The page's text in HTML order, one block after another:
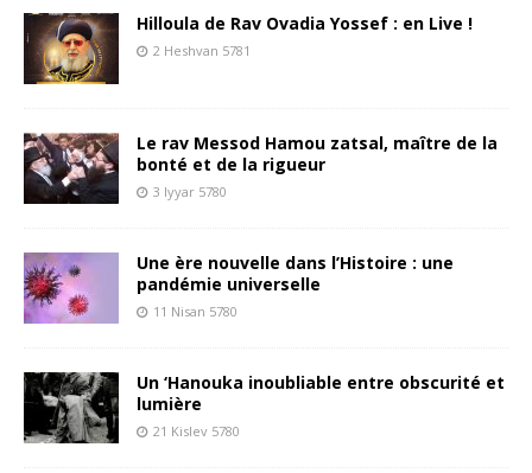
Hilloula de Rav Ovadia Yossef : en Live !
2 Heshvan 5781
Le rav Messod Hamou zatsal, maître de la
bonté et de la rigueur
3 Iyyar 5780
Une ère nouvelle dans l’Histoire : une
pandémie universelle
11 Nisan 5780
Un ‘Hanouka inoubliable entre obscurité et
lumière
21 Kislev 5780